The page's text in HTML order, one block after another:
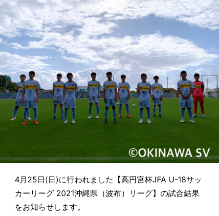
4月25日(日)に行われました【高円宮杯JFA U-18サッ
カーリーグ 2021沖縄県（波布）リーグ】の試合結果
をお知らせします。